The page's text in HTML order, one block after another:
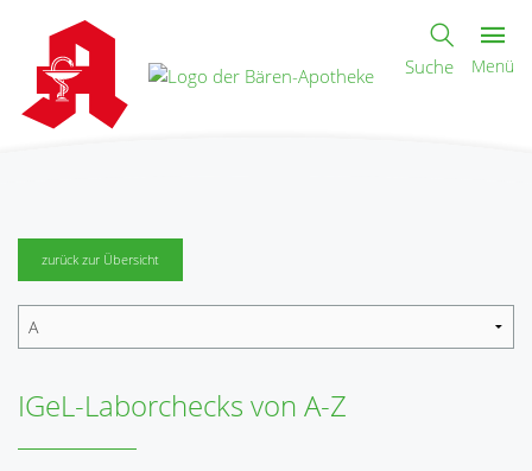
Suche Menü
zurück zur Übersicht
IGeL-Laborchecks von A-Z